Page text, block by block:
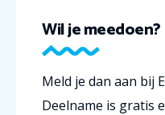
Wil je meedoen?
Meld je dan aan bij
Deelname is gratis